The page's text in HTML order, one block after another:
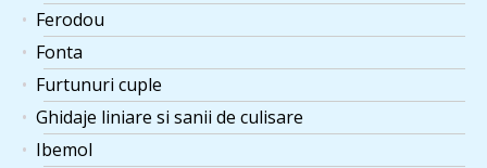
Ferodou
Fonta
Furtunuri cuple
Ghidaje liniare si sanii de culisare
Ibemol